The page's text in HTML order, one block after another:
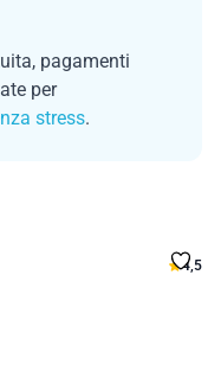
pagamenti
per
stress.
4,5